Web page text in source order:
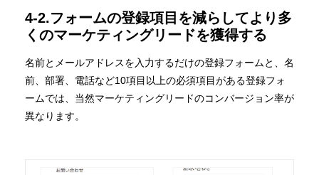
4-2.フォームの登録項目を減らしてより多
くのマーケティングリードを獲得する
名前とメールアドレスを入力するだけの登録フォームと、名
前、部署、電話など10項目以上の必須項目がある登録フォ
ームでは、当然マーケティングリードのコンバージョン率が
異なります。